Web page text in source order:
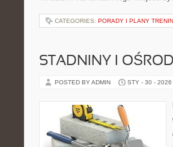
CATEGORIES: PORADY I PLANY
STADNINY I
POSTED BY ADMIN STY - 30 - 2026